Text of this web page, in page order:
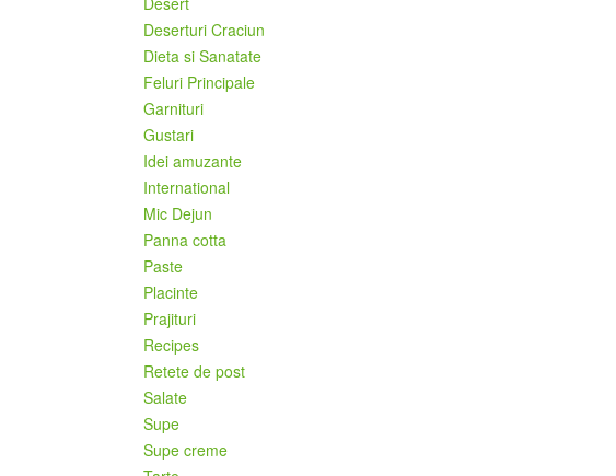
Deserturi Craciun
Dieta si Sanatate
Feluri Principale
Garnituri
Gustari
Idei amuzante
International
Mic Dejun
Panna cotta
Paste
Placinte
Prajituri
Recipes
Retete de post
Salate
Supe
Supe creme